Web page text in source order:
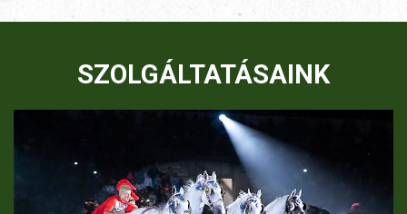
SZOLGÁLTATÁSAINK